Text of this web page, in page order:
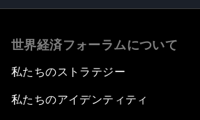
世界経済フォーラムについて
私たちのストラテジー
私たちのアイデンティティ